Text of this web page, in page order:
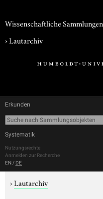
Wissenschaftliche Sammlungen
›Lautarchiv
Erkunden
Systematik
Nutzungsrechte
Anmelden zur Recherche
EN / DE
›Lautarchiv